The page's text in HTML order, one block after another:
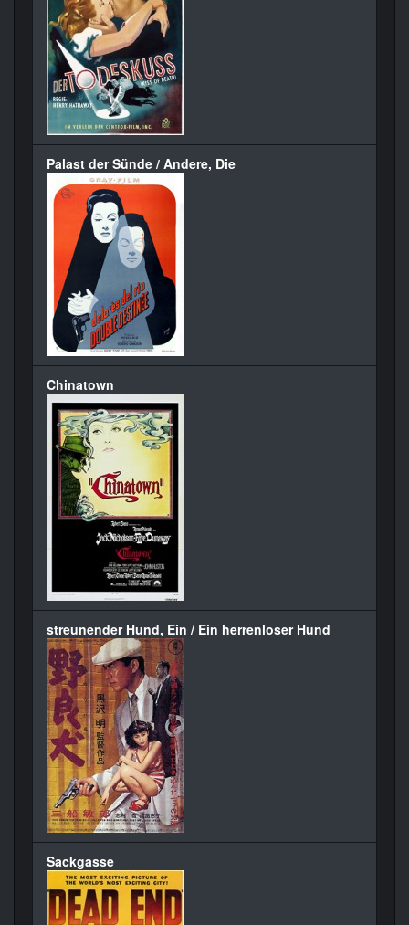
Palast der Sünde / Andere, Die
Chinatown
streunender Hund, Ein / Ein herrenloser Hund
Sackgasse